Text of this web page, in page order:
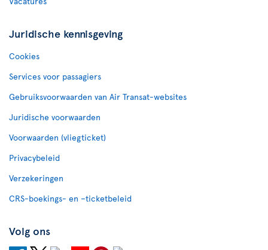
Juridische kennisgeving
Cookies
Services voor passagiers
Gebruiksvoorwaarden van Air Transat-websites
Juridische voorwaarden
Voorwaarden (vliegticket)
Privacybeleid
Verzekeringen
CRS-boekings- en –ticketbeleid
Volg ons